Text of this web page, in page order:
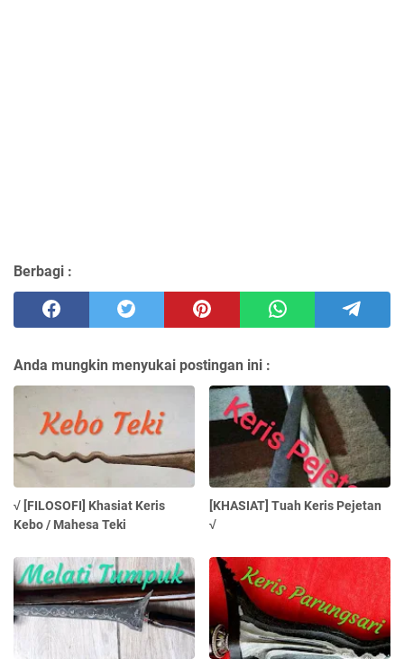
Berbagi :
Anda mungkin menyukai postingan ini :
√ [FILOSOFI] Khasiat Keris
Kebo / Mahesa Teki
[KHASIAT] Tuah Keris Pejetan
√